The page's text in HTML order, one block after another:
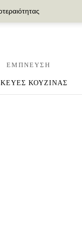
ΕΜΠΝΕΥΣΗ
ΚΟΥΖΙΝΑΣ